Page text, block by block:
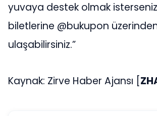
yuvaya destek olmak
biletlerine @bukupon
ulaşabilirsiniz.”
Kaynak: Zirve Haber Ajansı [